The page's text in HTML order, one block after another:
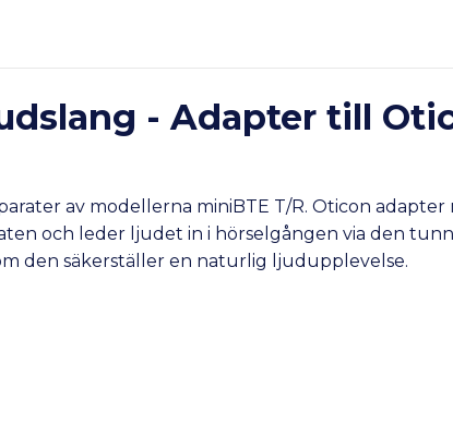
- Adapter till
av modellerna miniBTE T/R. Oticon adapter
och leder ljudet in i hörselgången via den
den säkerställer en naturlig ljudupplevelse.